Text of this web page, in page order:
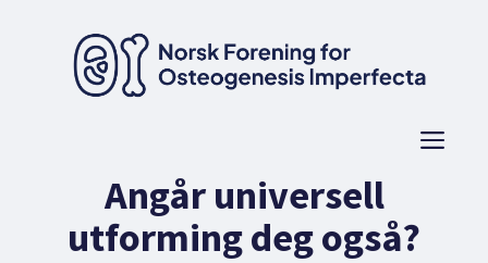
Angår universell
utforming deg også?